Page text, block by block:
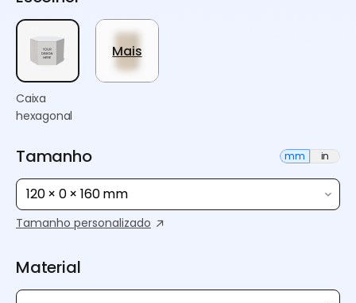
Caixa
hexagonal
Mais
Tamanho mm in
120 × 0 × 160 mm
Tamanho personalizado
Material